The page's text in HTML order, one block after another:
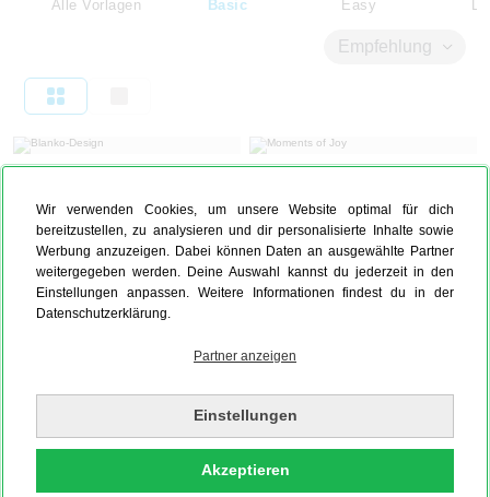
Wir verwenden Cookies, um unsere Website optimal für dich
bereitzustellen, zu analysieren und dir personalisierte Inhalte sowie
Werbung anzuzeigen. Dabei können Daten an ausgewählte Partner
weitergegeben werden. Deine Auswahl kannst du jederzeit in den
Einstellungen anpassen. Weitere Informationen findest du in der
Datenschutzerklärung.
Partner anzeigen
Einstellungen
Akzeptieren
Alle Vorlagen Basic Easy
Empfehlung
The Magic 13 Best Moments
28 Stories 15 Memories Made